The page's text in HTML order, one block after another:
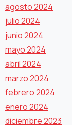
agosto 2024
julio 2024
junio 2024
mayo 2024
abril 2024
marzo 2024
febrero 2024
enero 2024
diciembre 2023